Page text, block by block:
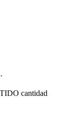
cantidad